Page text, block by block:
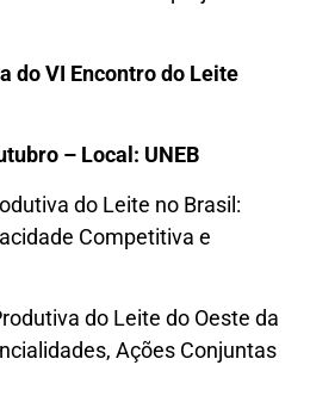
do VI Encontro do Leite
– Local: UNEB
do Leite no Brasil:
Competitiva e
do Leite do Oeste da
Ações Conjuntas